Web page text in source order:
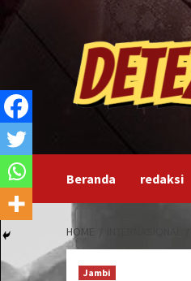
Beranda redaksi
HOME
Jambi